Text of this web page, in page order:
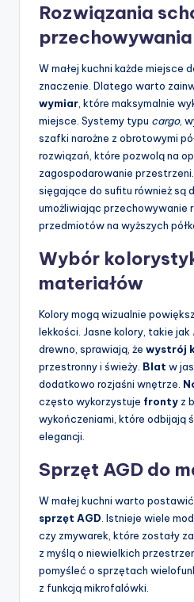
Rozwiązania
przechowywania
W małej kuchni każde miejsce
znaczenie. Dlatego warto
wymiar , które maksymalnie
miejsce. Systemy typu cargo,
szafki narożne z obrotowymi
rozwiązań, które pozwolą na
zagospodarowanie
sięgające do sufitu również są
umożliwiając przechowywanie
przedmiotów na wyższych
Wybór
materiałów
Kolory mogą wizualnie
lekkości. Jasne kolory, takie jak
drewno, sprawiają, że wystrój
przestronny i świeży. Blat w
dodatkowo rozjaśni wnętrze.
często wykorzystuje fronty z
wykończeniami, które odbijają
elegancji.
Sprzęt AGD do
W małej kuchni warto
sprzęt AGD . Istnieje wiele
czy zmywarek, które zostały
z myślą o niewielkich
pomyśleć o sprzętach
z funkcją mikrofalówki.